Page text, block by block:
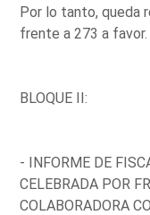
Por lo tanto, queda
frente a 273 a favor.
BLOQUE II:
- INFORME DE
CELEBRADA POR
COLABORADORA